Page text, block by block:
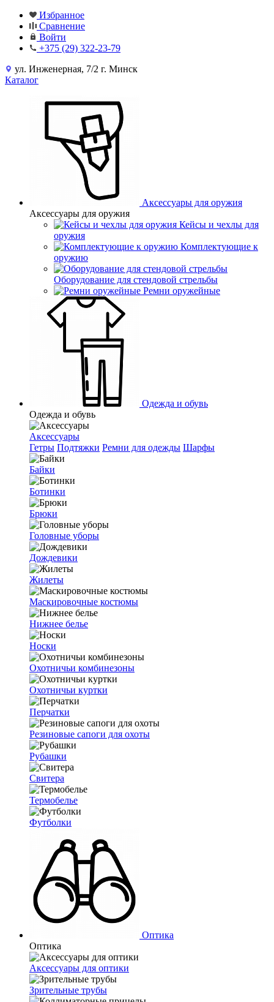
Избранное
Сравнение
Войти
+375 (29) 322-23-79
ул. Инженерная, 7/2 г. Минск
Каталог
Аксессуары для оружия
Аксессуары для оружия
Кейсы и чехлы для
оружия
Комплектующие к
оружию
Оборудование для стендовой стрельбы
Ремни оружейные
Одежда и обувь
Одежда и обувь
Аксессуары
Гетры Подтяжки Ремни для одежды Шарфы
Байки
Ботинки
Брюки
Головные уборы
Дождевики
Жилеты
Маскировочные костюмы
Нижнее белье
Носки
Охотничьи комбинезоны
Охотничьи куртки
Перчатки
Резиновые сапоги для охоты
Рубашки
Свитера
Термобелье
Футболки
Оптика
Оптика
Аксессуары для оптики
Зрительные трубы